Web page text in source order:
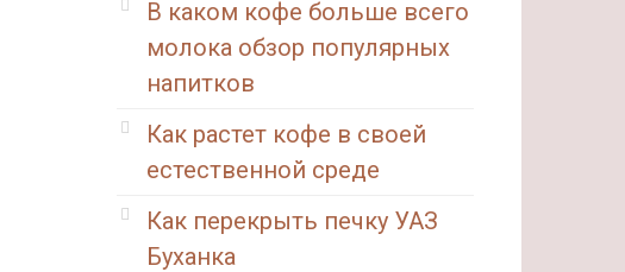
В каком кофе больше всего
молока обзор популярных
напитков
Как растет кофе в своей
естественной среде
Как перекрыть печку УАЗ
Буханка